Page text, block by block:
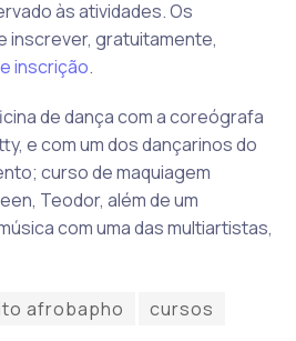
às atividades. Os
inscrever, gratuitamente,
inscrição.
de dança com a coreógrafa
e com um dos dançarinos do
curso de maquiagem
Teodor, além de um
com uma das multiartistas,
afrobapho
cursos